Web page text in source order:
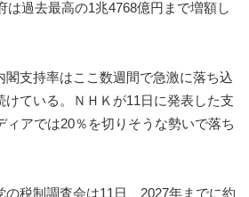
は過去最高の1兆4768億円まで増額し
支持率はここ数週間で急激に落ち込
けている。ＮＨＫが11日に発表した支
ィアでは20％を切りそうな勢いで落ち
税制調査会は11日、2027年までに約